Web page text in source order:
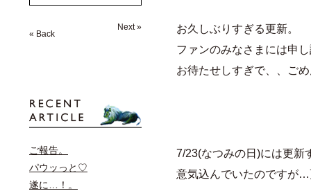
« Back
Next »
ご報告。
パウッっと♡
遂に…！。
お久しぶりすぎる更新。
ファンのみなさまには申
お待たせしすぎで、、ご
7/23(なつみの日)には更新
意気込んでいたのですが